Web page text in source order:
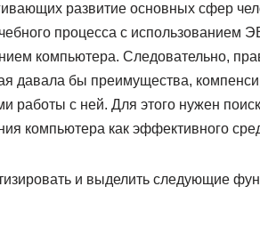
развитие основных сфер
процесса с использованием
компьютера. Следовательно,
давала бы преимущества,
работы с ней. Для этого нужен
компьютера как эффективного
и выделить следующие